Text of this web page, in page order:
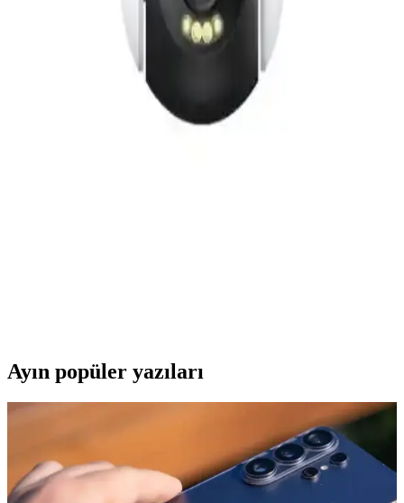
Xenon Smart 3MP 1080p Full HD Wi-Fi kamera, gece görüş, çift
yönlü iletişim ve geniş alan izleme özellikleriyle iç mekan
güvenliğinizi en üst seviyeye taşır.
Bosch BCS711XXL Güvenlik Kamerası: Akıllı ve
Güvenilir İzleme Çözümü
Ayın popüler yazıları